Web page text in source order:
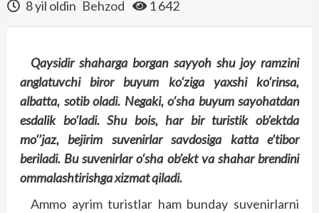
8 yil oldin Behzod 1 642
Qaysidir shaharga borgan sayyoh shu joy ramzini
anglatuvchi biror buyum ko‘ziga yaxshi ko‘rinsa,
albatta, sotib oladi. Negaki, o‘sha buyum sayohatdan
esdalik bo‘ladi. Shu bois, har bir turistik ob’ektda
mo‘’jaz, bejirim suvenirlar savdosiga katta e’tibor
beriladi. Bu suvenirlar o‘sha ob’ekt va shahar brendini
ommalashtirishga xizmat qiladi.
Ammo ayrim turistlar ham bunday suvenirlarni